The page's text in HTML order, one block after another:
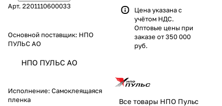
Арт. 2201110600033
Основной поставщик: НПО
ПУЛЬС АО
НПО ПУЛЬС АО
Исполнение: Самоклеящаяся
пленка
Цена указана с
учётом НДС.
Оптовые цены при
заказе от 350 000
руб.
Все товары НПО Пульс